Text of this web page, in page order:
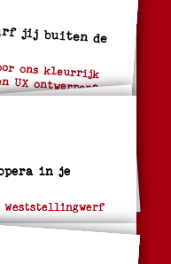
ons kleurrijk
ontwerpen?
in je
Weststellingwerf